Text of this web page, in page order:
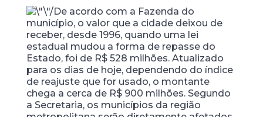
De acordo com a Fazenda do
município, o valor que a cidade deixou de
receber, desde 1996, quando uma lei
estadual mudou a forma de repasse do
Estado, foi de R$ 528 milhões. Atualizado
para os dias de hoje, dependendo do índice
de reajuste que for usado, o montante
chega a cerca de R$ 900 milhões. Segundo
a Secretaria, os municípios da região